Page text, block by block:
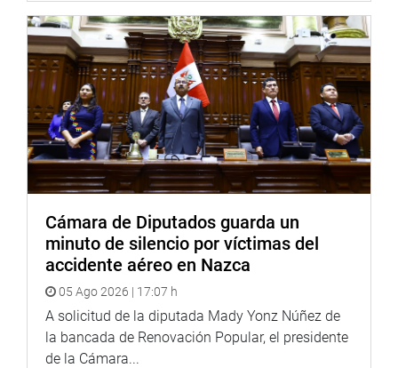
En Arequipa, el parlamentario Jaime Quito Sarmiento,
participó en la Feria Informativa de Orientación
Ciudadana, que se llevó a cabo en el distrito de
Paucarpata, en donde se brindó información a los
pobladores sobre los servicios públicos que brinda el
Estado, el funcionamiento de los programas sociales y
educativos del país y el Gobierno.
De igual forma, se constituyó en la localidad de Majes,
donde sostuvo un encuentro con los pobladores y las
organizaciones sociales, quienes le transmitieron sus
necesidades y requerimientos para mejorar los servicios
de salud y educación, así como el apoyo necesario para
la agricultura local y mejorar la economía a través de
proyectos sociales y obras de infraestructura.
En la misma ciudad de Arequipa, la congresista María
Cámara de Diputados guarda un
minuto de silencio por víctimas del
accidente aéreo en Nazca
05 Ago 2026 | 17:07 h
A solicitud de la diputada Mady Yonz Núñez de
la bancada de Renovación Popular, el presidente
de la Cámara...